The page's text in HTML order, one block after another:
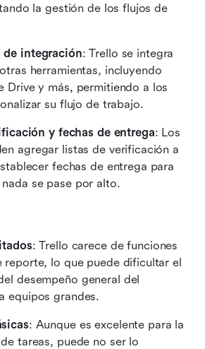
la gestión de los flujos de
de integración: Trello se integra
herramientas, incluyendo
Drive y más, permitiendo a los
su flujo de trabajo.
y fechas de entrega: Los
agregar listas de verificación a
fechas de entrega para
se pase por alto.
: Trello carece de funciones
reporte, lo que puede dificultar el
desempeño general del
equipos grandes.
: Aunque es excelente para la
tareas, puede no ser lo